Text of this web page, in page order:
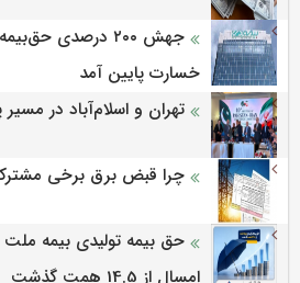
جهش ۲۰۰ درصدی
خسارت پایین آمد
تهران و اسلام‌آباد در مسیر
چرا قبض برق برخی
حق بیمه تولیدی بیمه
امسال از 14.5 همت گذشت